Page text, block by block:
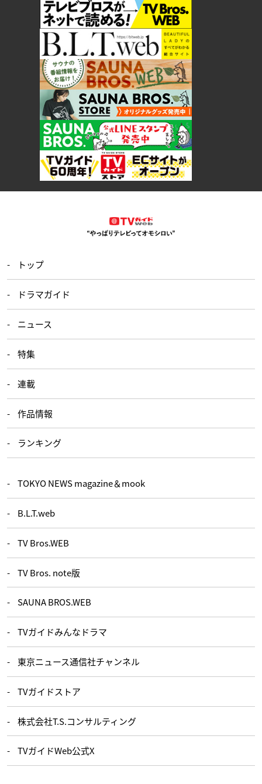
トップ
ドラマガイド
ニュース
特集
連載
作品情報
ランキング
TOKYO NEWS magazine＆mook
B.L.T.web
TV Bros.WEB
TV Bros. note版
SAUNA BROS.WEB
TVガイドみんなドラマ
東京ニュース通信社チャンネル
TVガイドストア
株式会社T.S.コンサルティング
TVガイドWeb公式X